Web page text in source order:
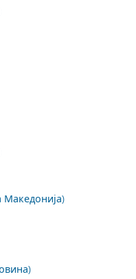
Македонија)